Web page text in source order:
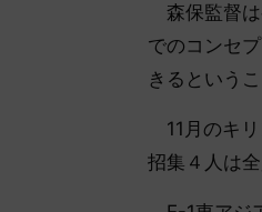
森保監督は
でのコンセ
きるという
11月のキリ
招集４人は